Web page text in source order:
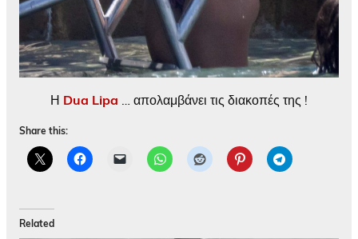
Η Dua Lipa … απολαμβάνει τις διακοπές της !
Share this:
Related